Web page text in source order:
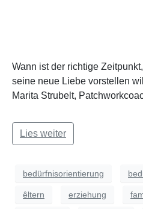
Wann ist der richtige
seine neue Liebe vorstellen
Marita Strubelt,
Lies weiter
bedürfnisorientierung
êltern erziehung